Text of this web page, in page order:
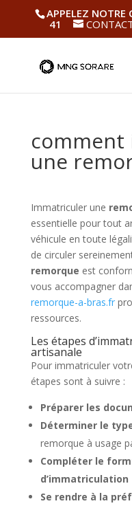
APPELEZ
41
une
Immatriculer une
essentielle pour tout
véhicule en toute
de circuler
remorque est
vous accompagner
remorque-a-bras.fr
ressources.
Les étapes
artisanale
Pour immatriculer
étapes sont à suivre :
Préparer les
Déterminer le
remorque à usage
Compléter le
d’immatriculation
Se rendre à la